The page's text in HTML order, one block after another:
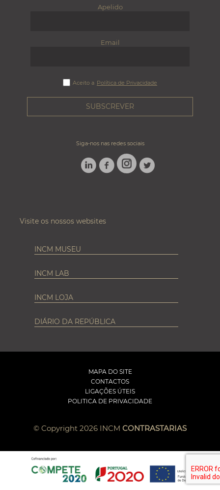
Apelido
Email
Aceito a Política de Privacidade
Siga-nos nas redes sociais
LINKEDINFACEBOOK
INSTAGRAM
TWITTER
Visite os nossos websites
INCM MUSEU
INCM LAB
INCM LOJA
DIÁRIO DA REPÚBLICA
MAPA DO SITE
CONTACTOS
LIGAÇÕES ÚTEIS
POLITICA DE PRIVACIDADE
© Copyright 2026 INCM CONTRASTARIAS